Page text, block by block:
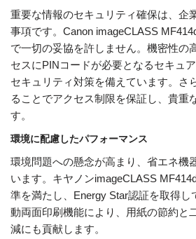
重要な情報のセキュリティ確保は、企
事項です。Canon imageCLASS
で一切の妥協を許しません。機密性の
セスにPINコードが必要となるセキュ
セキュリティ対策を備えています。さ
ることでアクセス制限を保証し、貴重
す。
環境に配慮したパフォーマンス
環境問題への懸念が高まり、省エネ機
います。キヤノンimageCLASS
準を満たし、Energy Star認証を取得し
動両面印刷機能により、用紙の節約と
減にも貢献します。